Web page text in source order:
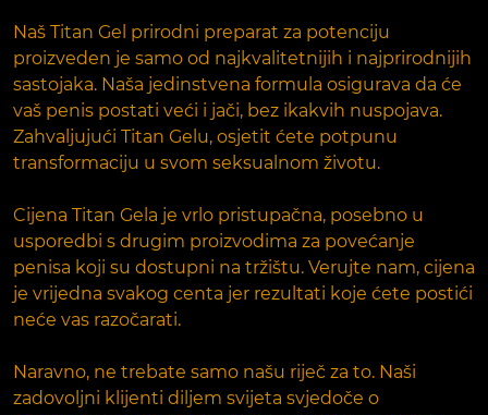
Naš Titan Gel prirodni preparat za potenciju
proizveden je samo od najkvalitetnijih i najprirodnijih
sastojaka. Naša jedinstvena formula osigurava da će
vaš penis postati veći i jači, bez ikakvih nuspojava.
Zahvaljujući Titan Gelu, osjetit ćete potpunu
transformaciju u svom seksualnom životu.
Cijena Titan Gela je vrlo pristupačna, posebno u
usporedbi s drugim proizvodima za povećanje
penisa koji su dostupni na tržištu. Verujte nam, cijena
je vrijedna svakog centa jer rezultati koje ćete postići
neće vas razočarati.
Naravno, ne trebate samo našu riječ za to. Naši
zadovoljni klijenti diljem svijeta svjedoče o